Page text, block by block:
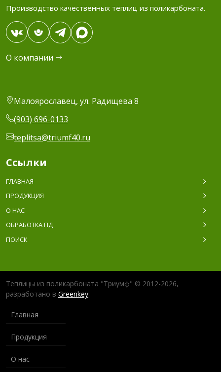
Производство качественных теплиц из поликарбоната.
О компании
Малоярославец, ул. Радищева 8
(903) 696-0133
teplitsa@triumf40.ru
Ссылки
ГЛАВНАЯ
ПРОДУКЦИЯ
О НАС
ОБРАБОТКА ПД
ПОИСК
Теплицы из поликарбоната "Триумф" © 2012-2026,
разработано в Greenkey.
Главная
Продукция
О нас